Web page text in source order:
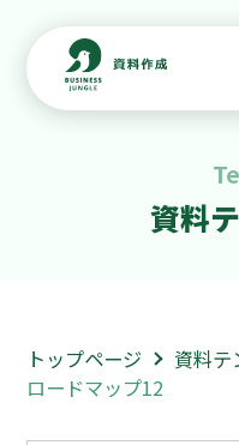
資料
トップページ 資料テ
ロードマップ12